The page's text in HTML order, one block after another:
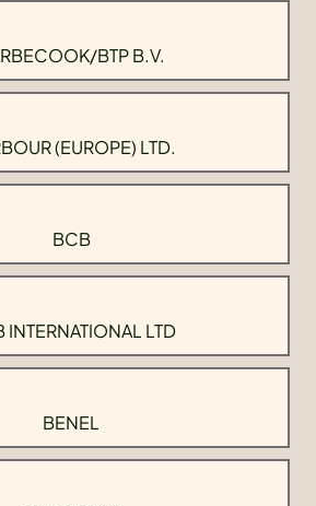
BTP B.V.
(EUROPE) LTD.
BCB
INTERNATIONAL LTD
BENEL